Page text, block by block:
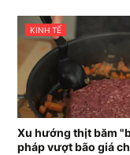
KINH TẾ
Xu hướng thịt băm
pháp vượt bão giá